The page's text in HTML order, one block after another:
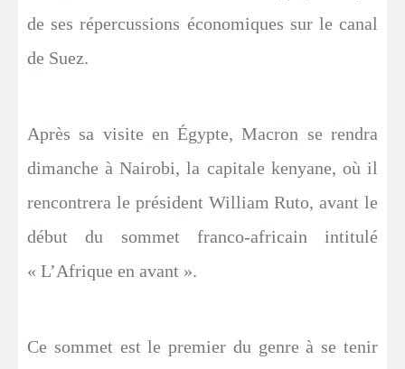
de ses répercussions économiques sur le canal
de Suez.
Après sa visite en Égypte, Macron se rendra
dimanche à Nairobi, la capitale kenyane, où il
rencontrera le président William Ruto, avant le
début du sommet franco-africain intitulé
« L’Afrique en avant ».
Ce sommet est le premier du genre à se tenir